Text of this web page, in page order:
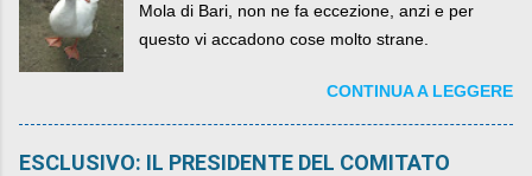
Mola di Bari, non ne fa eccezione, anzi e per
questo vi accadono cose molto strane.
CONTINUA A LEGGERE
ESCLUSIVO: IL PRESIDENTE DEL COMITATO